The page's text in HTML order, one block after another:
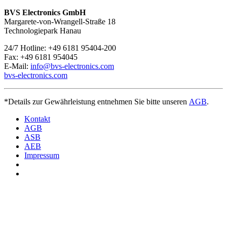
Sie erreichbar. Bei Fragen kontaktieren Sie uns unter
95404-200.
BVS Electronics GmbH
Margarete-von-Wrangell-Straße 18
Technologiepark Hanau
24/7 Hotline: +49 6181 95404-200
Fax: +49 6181 954045
E-Mail: info@bvs-electronics.com
bvs-electronics.com
*Details zur Gewährleistung entnehmen Sie bitte unseren AGB.
Kontakt
AGB
ASB
AEB
Impressum